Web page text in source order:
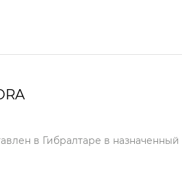
в Гибралтаре в